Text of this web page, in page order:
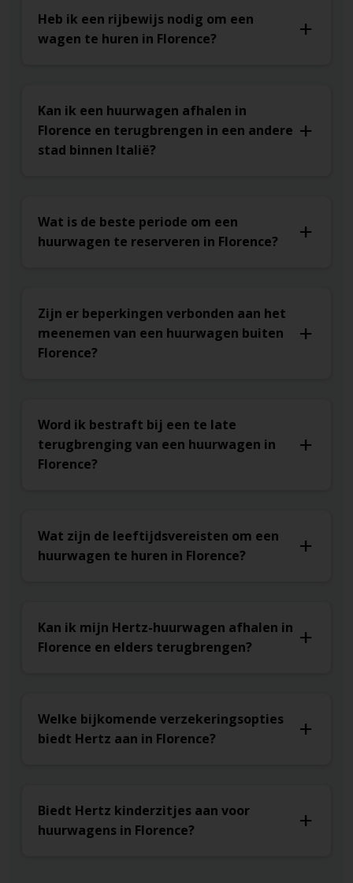
Heb ik een rijbewijs nodig om een
wagen te huren in Florence?
Kan ik een huurwagen afhalen in
Florence en terugbrengen in een andere
stad binnen Italië?
Wat is de beste periode om een
huurwagen te reserveren in Florence?
Zijn er beperkingen verbonden aan het
meenemen van een huurwagen buiten
Florence?
Word ik bestraft bij een te late
terugbrenging van een huurwagen in
Florence?
Wat zijn de leeftijdsvereisten om een
huurwagen te huren in Florence?
Kan ik mijn Hertz-huurwagen afhalen in
Florence en elders terugbrengen?
Welke bijkomende verzekeringsopties
biedt Hertz aan in Florence?
Biedt Hertz kinderzitjes aan voor
huurwagens in Florence?